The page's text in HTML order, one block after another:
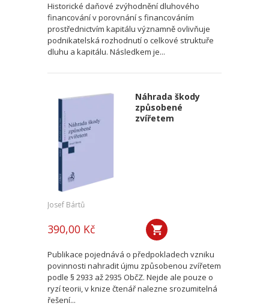
Historické daňové zvýhodnění dluhového
financování v porovnání s financováním
prostřednictvím kapitálu významně ovlivňuje
podnikatelská rozhodnutí o celkové struktuře
dluhu a kapitálu. Následkem je...
Náhrada škody
způsobené
zvířetem
Josef Bártů
390,00 Kč
Publikace pojednává o předpokladech vzniku
povinnosti nahradit újmu způsobenou zvířetem
podle § 2933 až 2935 ObčZ. Nejde ale pouze o
ryzí teorii, v knize čtenář nalezne srozumitelná
řešení...